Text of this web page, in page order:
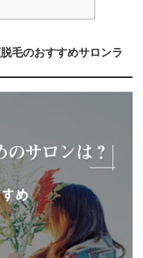
毛のおすすめサロンラ